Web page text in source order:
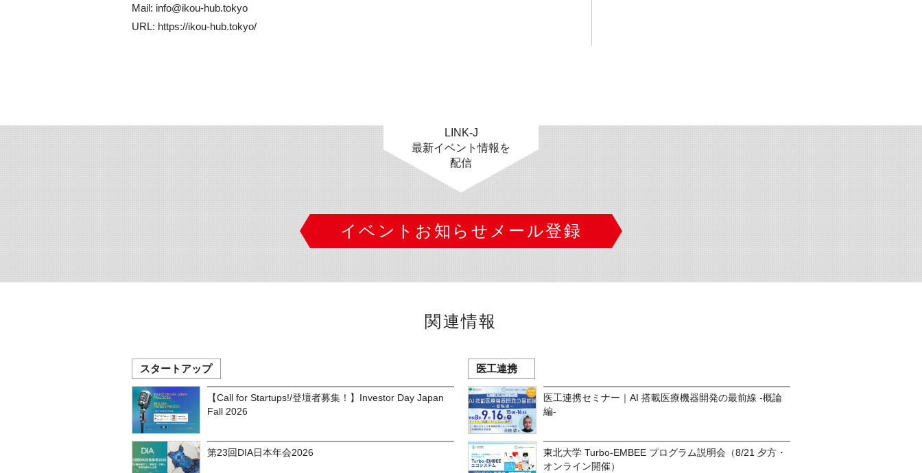
Mail: info@ikou-hub.tokyo
URL: https://ikou-hub.tokyo/
LINK-J
最新イベント情報を
配信
イベントお知らせメール登録
関連情報
スタートアップ
【Call for Startups!/登壇者募集！】Investor Day Japan
Fall 2026
第23回DIA日本年会2026
医工連携
医工連携セミナー｜AI 搭載医療機器開発の最前線 -概論
編-
東北大学 Turbo-EMBEE プログラム説明会（8/21 夕方・
オンライン開催）